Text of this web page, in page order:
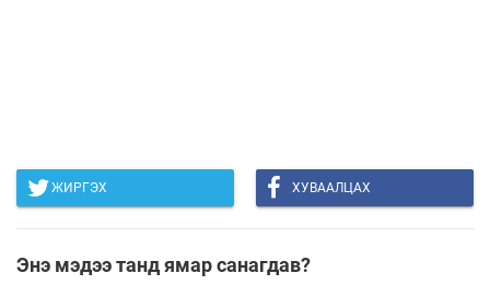
ЖИРГЭХ ХУВААЛЦАХ
Энэ мэдээ танд ямар санагдав?